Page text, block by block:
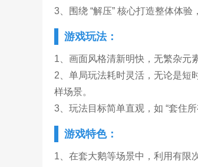
3、围绕 “解压” 核心打造整体体
游戏玩法：
1、画面风格清新明快，无繁杂元
2、单局玩法耗时灵活，无论是短
样场景。
3、玩法目标简单直观，如 “套住
游戏特色：
1、在套大鹅等场景中，利用有限